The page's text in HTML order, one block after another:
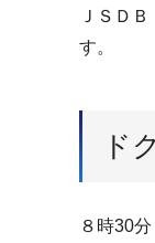
ＪＳＤ
す。
ド
８時30